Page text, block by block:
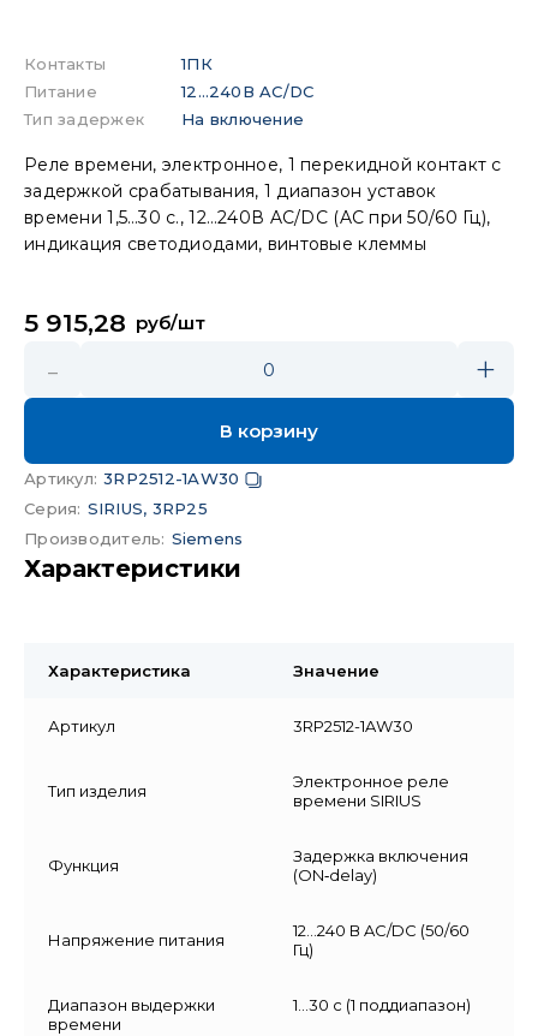
Контакты
1ПК
Питание
12…240В AC/DC
Тип задержек
На включение
Реле времени, электронное, 1 перекидной контакт с
задержкой срабатывания, 1 диапазон уставок
времени 1,5…30 с., 12…240В AC/DC (AC при 50/60 Гц),
индикация светодиодами, винтовые клеммы
5 915,28 руб/шт
- 0 +
В корзину
Артикул: 3RP2512-1AW30
Серия: SIRIUS, 3RP25
Производитель: Siemens
Характеристики
Характеристика Значение
Артикул 3RP2512-1AW30
Тип изделия
Электронное реле
времени SIRIUS
Функция
Задержка включения
(ON‑delay)
Напряжение питания
12…240 В AC/DC (50/60
Гц)
Диапазон выдержки
времени
1…30 с (1 поддиапазон)